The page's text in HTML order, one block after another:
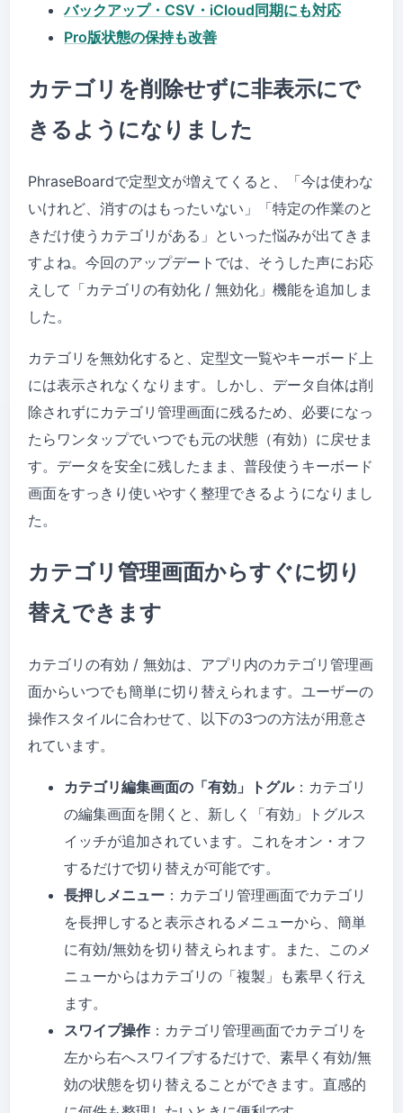
バックアップ・CSV・iCloud同期にも対応
Pro版状態の保持も改善
カテゴリを削除せずに非表示にで
きるようになりました
PhraseBoardで定型文が増えてくると、「今は使わな
いけれど、消すのはもったいない」「特定の作業のと
きだけ使うカテゴリがある」といった悩みが出てきま
すよね。今回のアップデートでは、そうした声にお応
えして「カテゴリの有効化 / 無効化」機能を追加しま
した。
カテゴリを無効化すると、定型文一覧やキーボード上
には表示されなくなります。しかし、データ自体は削
除されずにカテゴリ管理画面に残るため、必要になっ
たらワンタップでいつでも元の状態（有効）に戻せま
す。データを安全に残したまま、普段使うキーボード
画面をすっきり使いやすく整理できるようになりまし
た。
カテゴリ管理画面からすぐに切り
替えできます
カテゴリの有効 / 無効は、アプリ内のカテゴリ管理画
面からいつでも簡単に切り替えられます。ユーザーの
操作スタイルに合わせて、以下の3つの方法が用意さ
れています。
カテゴリ編集画面の「有効」トグル：カテゴリ
の編集画面を開くと、新しく「有効」トグルス
イッチが追加されています。これをオン・オフ
するだけで切り替えが可能です。
長押しメニュー ：カテゴリ管理画面でカテゴリ
を長押しすると表示されるメニューから、簡単
に有効/無効を切り替えられます。また、このメ
ニューからはカテゴリの「複製」も素早く行え
ます。
スワイプ操作 ：カテゴリ管理画面でカテゴリを
左から右へスワイプするだけで、素早く有効/無
効の状態を切り替えることができます。直感的